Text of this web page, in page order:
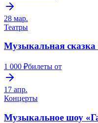
28 мар.
Театры
Музыкальная
1 000 ₽билеты от
17 апр.
Концерты
Музыкальное шоу